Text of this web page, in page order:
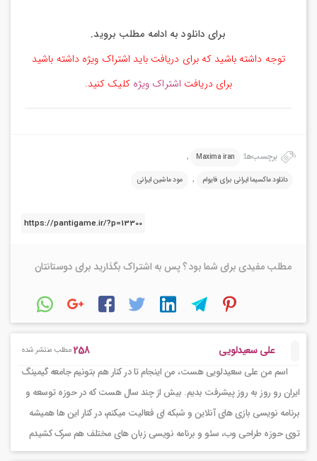
برای دانلود به ادامه مطلب بروید.
توجه داشته باشید که برای دریافت باید اشتراک ویژه داشته باشید
برای دریافت اشتراک ویژه کلیک کنید.
برچسب‌ها: Maxima iran
,
دانلود ماکسیما ایرانی برای فایوام , مود ماشین ایرانی
مطلب مفیدی برای شما بود ؟ پس به اشتراک بگذارید برای دوستانتان
علی سعیدلویی 258مطلب منتشر شده
اسم من علی سعیدلویی هست، من اینجام تا در کنار هم بتونیم جامعه گیمینگ
ایران رو روز به روز پیشرفت بدیم. بیش از چند سال هست که در حوزه توسعه و
برنامه نویسی بازی های آنلاین و شبکه ای فعالیت میکنم، در کنار این ها همیشه
توی حوزه طراحی وب، سئو و برنامه نویسی زبان های مختلف هم سرک کشیدم